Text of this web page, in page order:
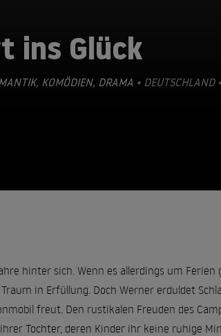
ins Glück
, KOMÖDIEN, DRAMA • DEUTSCHLAND
hinter sich. Wenn es allerdings um
in Erfüllung. Doch Werner erduldet
freut. Den rustikalen Freuden des
Tochter, deren Kinder ihr keine ruhige